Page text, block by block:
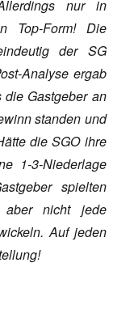
nur in
Top-Form! Die
der SG
Analyse ergab
die Gastgeber an
standen und
die SGO ihre
1-3-Niederlage
spielten
aber nicht jede
Auf jeden